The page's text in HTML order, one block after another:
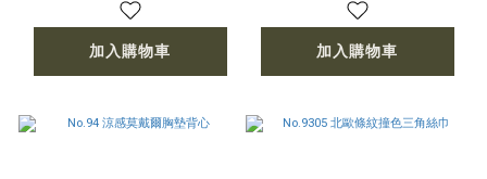
加入購物車 加入購物車